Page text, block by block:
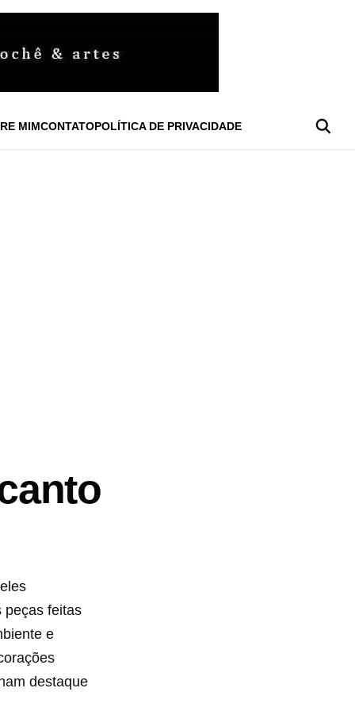
MIMCONTATOPOLÍTICA DE PRIVACIDADE
peças feitas
e
destaque